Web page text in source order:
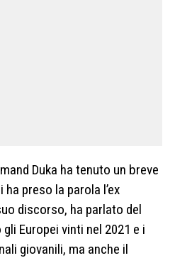
Duka ha tenuto un breve
preso la parola l’ex
discorso, ha parlato del
Europei vinti nel 2021 e i
giovanili, ma anche il